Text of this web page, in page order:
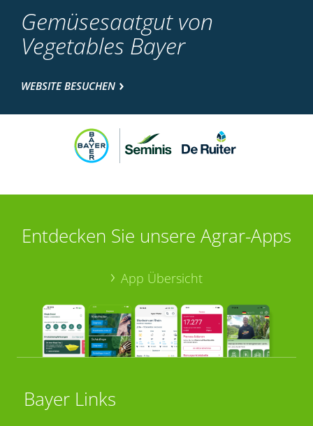
Gemüsesaatgut von
Vegetables Bayer
WEBSITE BESUCHEN
Entdecken Sie unsere Agrar-Apps
App Übersicht
Bayer Links